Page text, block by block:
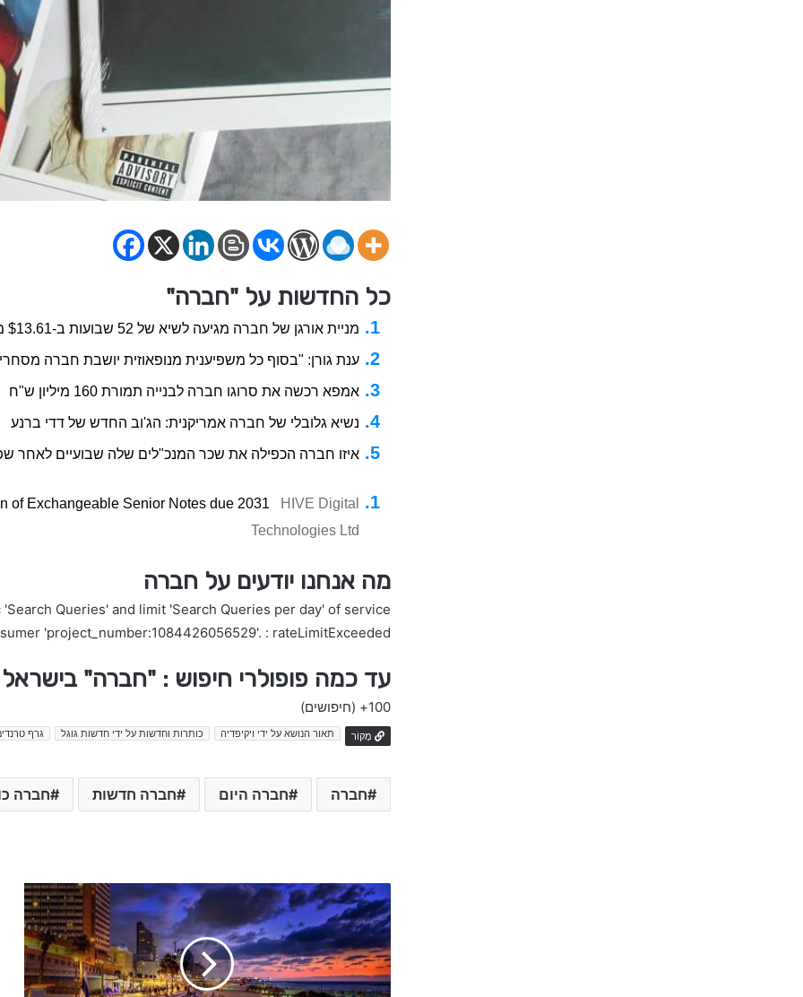
כל החדשות על "חברה"
מניית אורגן של חברה מגיעה לשיא של 52 שבועות ב-$13.61 מאת Investing.com
ענת גורן: "בסוף כל משפיענית מנופאוזית יושבת חברה
אמפא רכשה את סרוגו חברה לבנייה תמורת 160 מיליון ש"ח
נשיא גלובלי של חברה אמריקנית: הג'וב החדש של דדי ברנע
איזו חברה הכפילה את שכר המנכ"לים שלה שבועיים לאחר
of Exchangeable Senior Notes due 2031
HIVE Digital
Technologies Ltd
מה אנחנו יודעים על חברה
Queries' and limit 'Search Queries per day' of service
'project_number:1084426056529'. : rateLimitExceeded
עד כמה פופולרי חיפוש : "חברה" בישראל
100+ (חיפושים)
מָקוֹר תאור הנושא על ידי ויקיפדיה כותרות וחדשות על ידי חדשות גוגל גרף
חברה חברה היום חברה חדשות חברה
ע
ד
כ
ו
ן
: